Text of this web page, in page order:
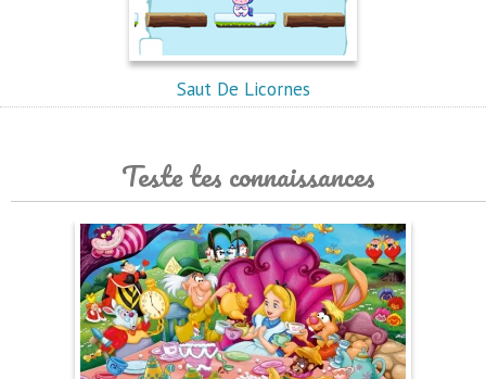
Saut De Licornes
Teste tes connaissances